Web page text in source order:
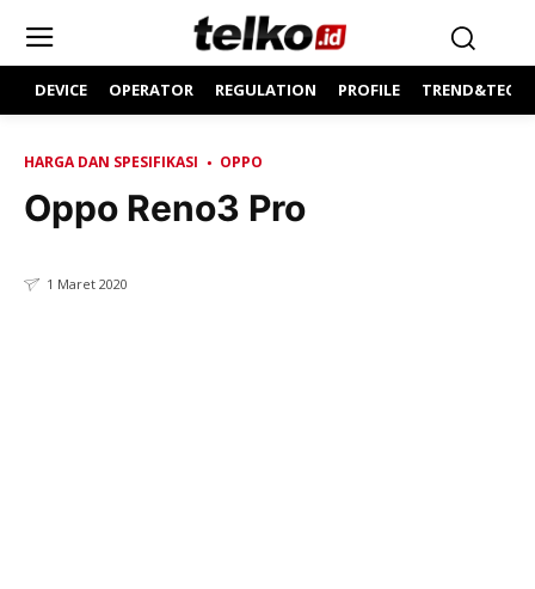
DEVICE OPERATOR REGULATION PROFILE
HARGA DAN SPESIFIKASI OPPO
Oppo Reno3 Pro
1 Maret 2020